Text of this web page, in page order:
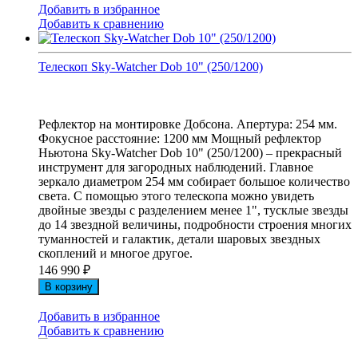
Добавить в избранное
Добавить к сравнению
Телескоп Sky-Watcher Dob 10" (250/1200)
Рефлектор на монтировке Добсона. Апертура: 254 мм.
Фокусное расстояние: 1200 мм Мощный рефлектор
Ньютона Sky-Watcher Dob 10" (250/1200) – прекрасный
инструмент для загородных наблюдений. Главное
зеркало диаметром 254 мм собирает большое количество
света. С помощью этого телескопа можно увидеть
двойные звезды с разделением менее 1", тусклые звезды
до 14 звездной величины, подробности строения многих
туманностей и галактик, детали шаровых звездных
скоплений и многое другое.
146 990 ₽
В корзину
Добавить в избранное
Добавить к сравнению